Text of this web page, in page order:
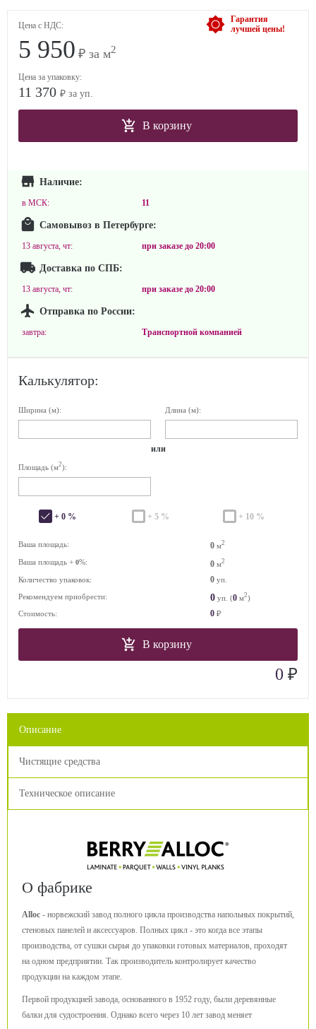
Гарантия
лучшей цены!
Цена с НДС:
5 950 ₽ за м2
Цена за упаковку:
11 370 ₽ за уп.
В корзину
Наличие:
в МСК: 11
Самовывоз в Петербурге:
13 августа, чт: при заказе до 20:00
Доставка по СПБ:
13 августа, чт: при заказе до 20:00
Отправка по России:
завтра: Транспортной компанией
Калькулятор:
Ширина (м): Длина (м):
или
Площадь (м2):
+ 0 % + 5 % + 10 %
Ваша площадь: 0 м2
Ваша площадь + 0%: 0 м2
Количество упаковок: 0 уп.
Рекомендуем приобрести:
0 уп. (0 м2)
Стоимость:
0 ₽
В корзину
0 ₽
Описание
Чистящие средства
Техническое описание
О фабрике
Alloc - норвежский завод полного цикла производства напольных покрытий,
стеновых панелей и аксессуаров. Полных цикл - это когда все этапы
производства, от сушки сырья до упаковки готовых материалов, проходят
на одном предприятии. Так производитель контролирует качество
продукции на каждом этапе.
Первой продукцией завода, основанного в 1952 году, были деревянные
балки для судостроения. Однако всего через 10 лет завод меняет